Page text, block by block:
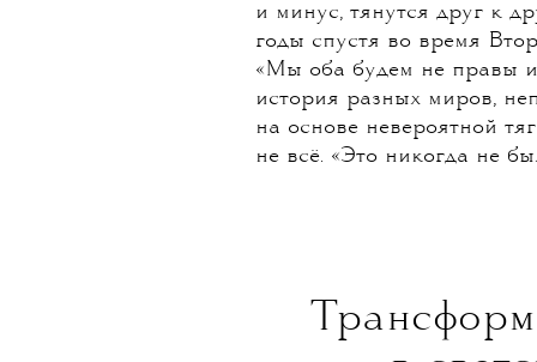
и минус, тянутся друг к
годы спустя во время
«Мы оба будем не правы
история разных миров,
на основе невероятной
не всё. «Это никогда не